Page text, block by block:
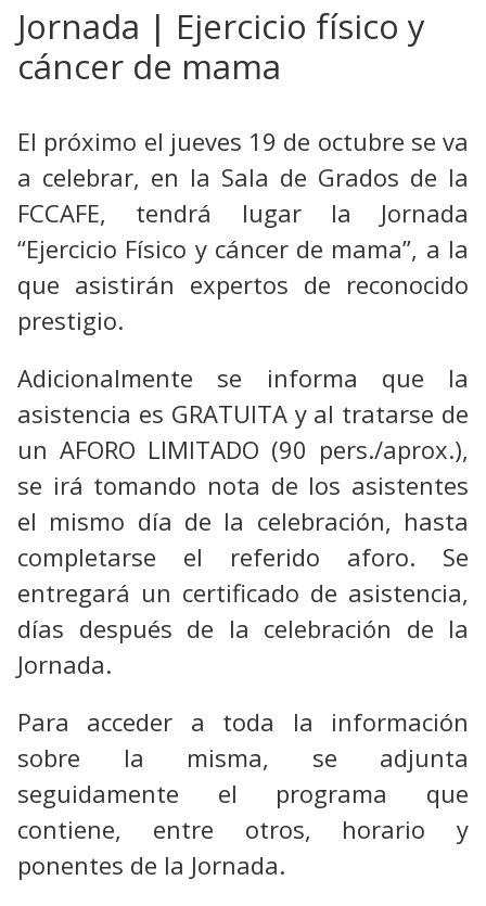
Jornada | Ejercicio físico y
cáncer de mama
El próximo el jueves 19 de octubre se va
a celebrar, en la Sala de Grados de la
FCCAFE, tendrá lugar la Jornada
“Ejercicio Físico y cáncer de mama”, a la
que asistirán expertos de reconocido
prestigio.
Adicionalmente se informa que la
asistencia es GRATUITA y al tratarse de
un AFORO LIMITADO (90 pers./aprox.),
se irá tomando nota de los asistentes
el mismo día de la celebración, hasta
completarse el referido aforo. Se
entregará un certificado de asistencia,
días después de la celebración de la
Jornada.
Para acceder a toda la información
sobre la misma, se adjunta
seguidamente el programa que
contiene, entre otros, horario y
ponentes de la Jornada.